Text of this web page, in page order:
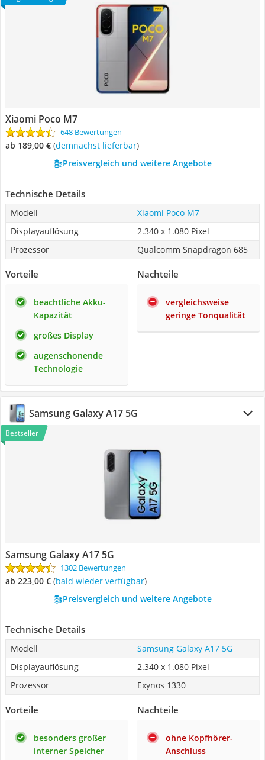
Xiaomi Poco M7
648 Bewertungen
ab 189,00 € ( Demnächst lieferbar)
Preisvergleich und weitere Angebote
Technische Details
Modell
Xiaomi Poco M7
Displayauflösung
2.340 x 1.080 Pixel
Prozessor
Qualcomm Snapdragon 685
Vorteile
beachtliche Akku-
Kapazität
großes Display
augenschonende
Technologie
Nachteile
vergleichsweise
geringe Tonqualität
Samsung Galaxy A17 5G
Bestseller
Samsung Galaxy A17 5G
1302 Bewertungen
ab 223,00 € ( Bald wieder verfügbar)
Preisvergleich und weitere Angebote
Technische Details
Modell
Samsung Galaxy A17 5G
Displayauflösung
2.340 x 1.080 Pixel
Prozessor
Exynos 1330
Vorteile
besonders großer
interner Speicher
Nachteile
ohne Kopfhörer-
Anschluss